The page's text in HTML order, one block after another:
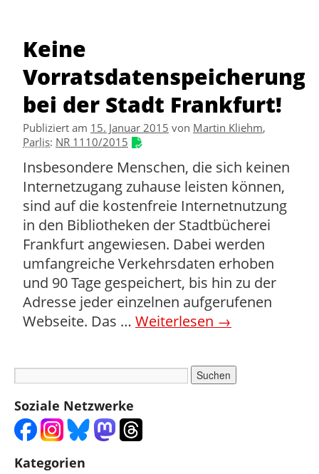
Keine
Vorratsdatenspeicherung
bei der Stadt Frankfurt!
Publiziert am 15. Januar 2015 von Martin Kliehm,
Parlis: NR 1110/2015
Insbesondere Menschen, die sich keinen
Internetzugang zuhause leisten können,
sind auf die kostenfreie Internetnutzung
in den Bibliotheken der Stadtbücherei
Frankfurt angewiesen. Dabei werden
umfangreiche Verkehrsdaten erhoben
und 90 Tage gespeichert, bis hin zu der
Adresse jeder einzelnen aufgerufenen
Webseite. Das … Weiterlesen →
Soziale Netzwerke
Kategorien